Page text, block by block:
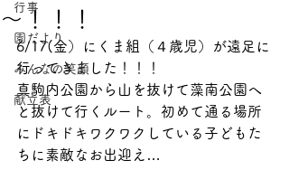
行事
園だより
みんなの笑顔
献立表
～！！！
6/17(金）にくま組（４歳児）が遠足に
行ってきました！！！
真駒内公園から山を抜けて藻南公園へ
と抜けて行くルート。初めて通る場所
にドキドキワクワクしている子どもた
ちに素敵なお出迎え…